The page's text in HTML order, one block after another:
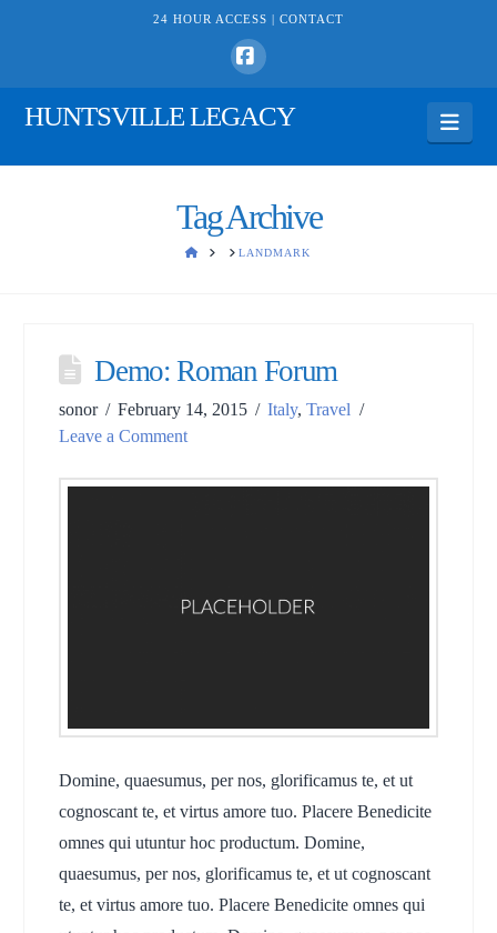
24 HOUR ACCESS | CONTACT
Facebook
HUNTSVILLE LEGACY
Tag Archive
HOME LANDMARK
Demo: Roman Forum
sonor February 14, 2015 Italy,Travel
Leave a Comment
Domine, quaesumus, per nos, glorificamus te, et ut
cognoscant te, et virtus amore tuo. Placere Benedicite
omnes qui utuntur hoc productum. Domine,
quaesumus, per nos, glorificamus te, et ut cognoscant
te, et virtus amore tuo. Placere Benedicite omnes qui